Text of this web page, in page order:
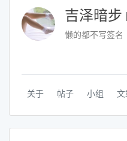
吉泽暗步
懒的都不写签名
关于 帖子 小组 文